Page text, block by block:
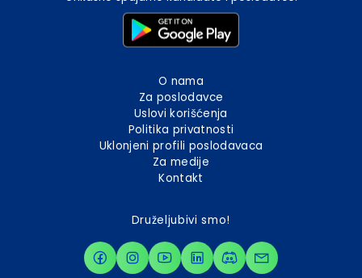
O nama
Za poslodavce
Uslovi korišćenja
Politika privatnosti
Uklonjeni profili poslodavaca
Za medije
Kontakt
Druželjubivi smo!